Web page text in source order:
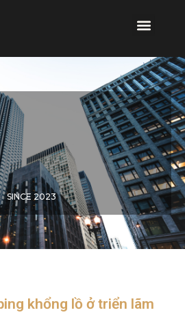
SINCE 2023
khổng lồ ở triển lãm